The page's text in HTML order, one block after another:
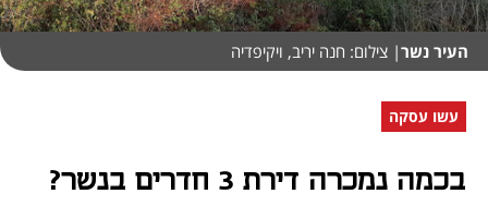
העיר נשר| צילום: חנה יריב, ויקיפדיה
עשו עסקה
בכמה נמכרה דירת 3 חדרים בנשר?